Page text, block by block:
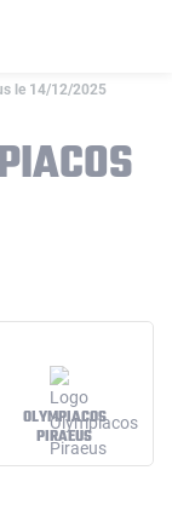
le 14/12/2025
OLYMPIACOS
PIRAEUS